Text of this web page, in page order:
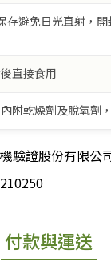
存避免日光直射，
直接食用
附乾燥劑及脫氧劑
驗證股份有限公
付款與運送